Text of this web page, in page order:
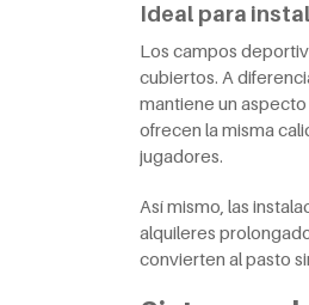
Ideal para
Los campos
cubiertos. A
mantiene un
ofrecen la misma
jugadores.
Así mismo, las
alquileres
convierten al pasto